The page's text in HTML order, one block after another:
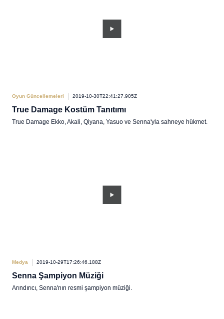
Oyun Güncellemeleri 2019-10-30T22:41:27.905Z
True Damage Kostüm Tanıtımı
True Damage Ekko, Akali, Qiyana, Yasuo ve Senna'yla sahneye hükmet.
Medya 2019-10-29T17:26:46.188Z
Senna Şampiyon Müziği
Arındırıcı, Senna'nın resmi şampiyon müziği.